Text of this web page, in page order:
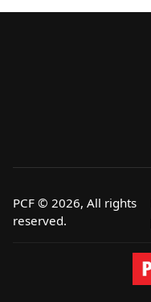
PCF © 2026, All rights
reserved.